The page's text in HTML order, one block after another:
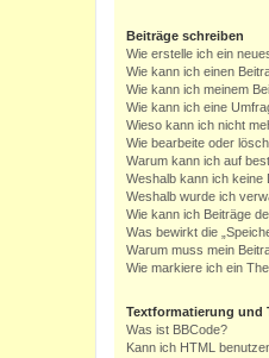
Beiträge schreiben
Wie erstelle ich ein
Wie kann ich einen
Wie kann ich meinem
Wie kann ich eine
Wieso kann ich nicht
Wie bearbeite oder
Warum kann ich auf
Weshalb kann ich keine
Weshalb wurde ich
Wie kann ich Beiträge
Was bewirkt die
Warum muss mein
Wie markiere ich ein
Textformatierung und
Was ist BBCode?
Kann ich HTML